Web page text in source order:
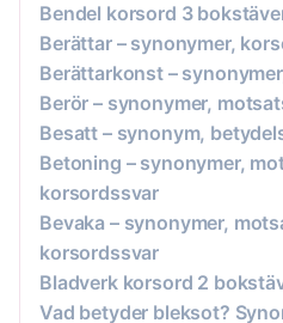
Bendel korsord 3
Berättar – synonymer,
Berättarkonst –
Berör – synonymer,
Besatt – synonym,
Betoning – synonymer,
korsordssvar
Bevaka – synonymer,
korsordssvar
Bladverk korsord 2
Vad betyder bleksot?